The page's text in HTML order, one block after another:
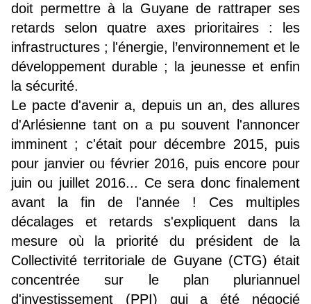
doit permettre à la Guyane de rattraper ses
retards selon quatre axes prioritaires : les
infrastructures ; l'énergie, l’environnement et le
développement durable ; la jeunesse et enfin
la sécurité.
Le pacte d'avenir a, depuis un an, des allures
d'Arlésienne tant on a pu souvent l'annoncer
imminent ; c'était pour décembre 2015, puis
pour janvier ou février 2016, puis encore pour
juin ou juillet 2016... Ce sera donc finalement
avant la fin de l'année ! Ces multiples
décalages et retards s'expliquent dans la
mesure où la priorité du président de la
Collectivité territoriale de Guyane (CTG) était
concentrée sur le plan pluriannuel
d'investissement (PPI) qui a été négocié